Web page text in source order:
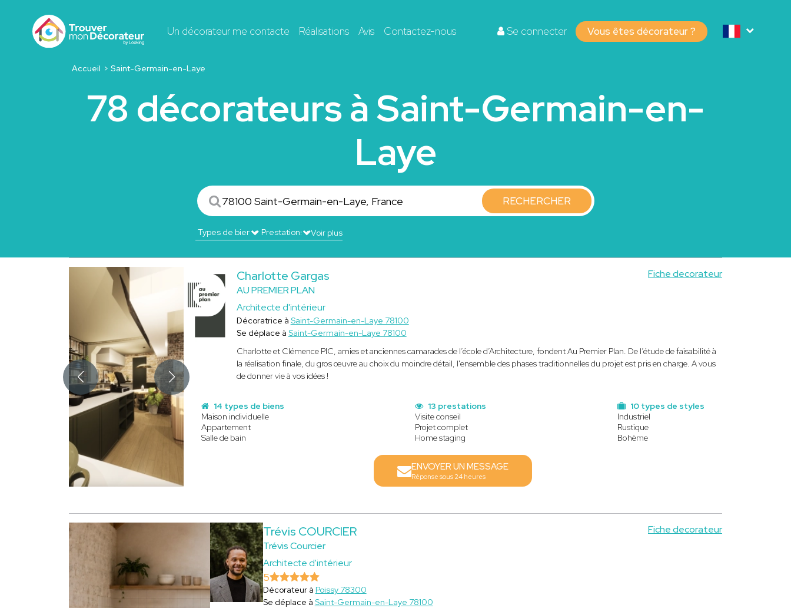
Un décorateur me contacte Réalisations Avis Contactez-nous Se connecter Vous êtes décorateur ?
Accueil Saint-Germain-en-Laye
78 décorateurs à Saint-Germain-en-
Laye
RECHERCHER
Voir plus
Charlotte Gargas
AU PREMIER PLAN
Architecte d'intérieur
Fiche decorateur
Décoratrice à Saint-Germain-en-Laye 78100
Se déplace à Saint-Germain-en-Laye 78100
Charlotte et Clémence PIC, amies et anciennes camarades de l’école d’Architecture, fondent Au Premier Plan. De l’étude de faisabilité à
la réalisation finale, du gros œuvre au choix du moindre détail, l'ensemble des phases traditionnelles du projet est pris en charge. A vous
de donner vie à vos idées !
14 types de biens
Maison individuelle
Appartement
Salle de bain
10 types de styles
Industriel
Rustique
Bohème
13 prestations
Visite conseil
Projet complet
Home staging
ENVOYER UN MESSAGE
Réponse sous 24 heures
Trévis COURCIER
Trévis Courcier
Architecte d'intérieur
Fiche decorateur
5
Décorateur à Poissy 78300
Se déplace à Saint-Germain-en-Laye 78100